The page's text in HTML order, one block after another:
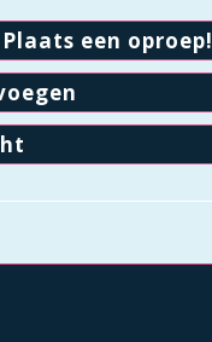
een oproep!